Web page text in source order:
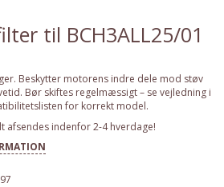
til BCH3ALL25/01
Beskytter motorens indre dele mod støv
Bør skiftes regelmæssigt – se vejledning i
for korrekt model.
afsendes indenfor 2-4 hverdage!